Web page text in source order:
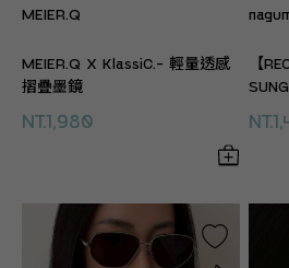
MEIER.Q
MEIER.Q X KlassiC.- 輕量透感
摺疊墨鏡
NT.1,980
【